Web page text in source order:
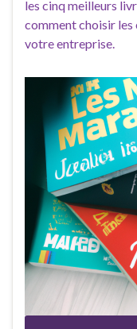
les cinq meilleurs
comment choisir les
votre entreprise.